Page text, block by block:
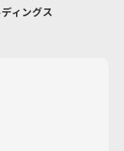
ィングス